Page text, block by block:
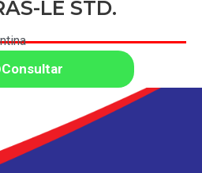
LE STD.
Consultar